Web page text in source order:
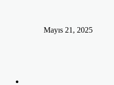
Mayıs 21, 2025